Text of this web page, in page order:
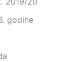
godine